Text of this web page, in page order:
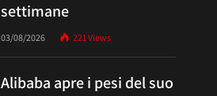
settimane
03/08/2026 221Views
Alibaba apre i pesi del suo